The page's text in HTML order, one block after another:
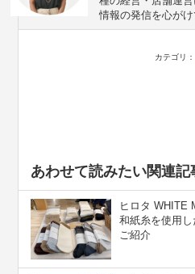
情報の発信を心がけ
カテゴリ：
あわせて読みたい関連記
ヒロタ WHITE
和紙糸を使用
ご紹介